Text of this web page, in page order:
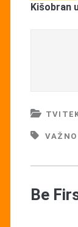
Kišobran
Be